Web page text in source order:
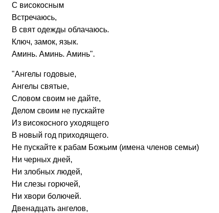
С високосным
Встречаюсь,
В свят одежды облачаюсь.
Ключ, замок, язык.
Аминь. Аминь. Аминь".
"Ангелы годовые,
Ангелы святые,
Словом своим не дайте,
Делом своим не пускайте
Из високосного уходящего
В новый год приходящего.
Не пускайте к рабам Божьим (имена членов семьи)
Ни черных дней,
Ни злобных людей,
Ни слезы горючей,
Ни хвори болючей.
Двенадцать ангелов,